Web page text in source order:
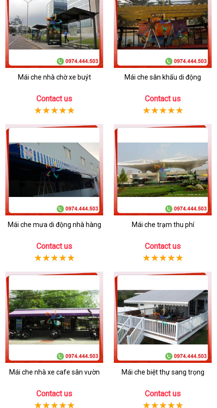
Mái che nhà chờ xe buýt
Contact us
Mái che sân khấu di động
Contact us
Mái che mưa di động nhà hàng
Contact us
Mái che trạm thu phí
Contact us
Mái che nhà xe cafe sân vườn
Contact us
Mái che biệt thự sang trọng
Contact us